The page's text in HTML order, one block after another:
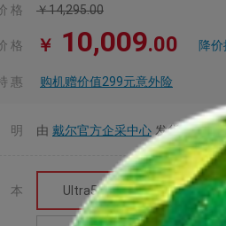
格 ￥14,295.00
格 ￥ 10,009.00 降
惠 购机赠价值299元意外险
由 戴尔官方企采中心 发货并提供
Ultra5-236V/16GB/512GB